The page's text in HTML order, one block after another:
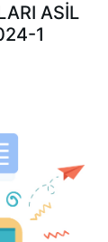
ASIL
1